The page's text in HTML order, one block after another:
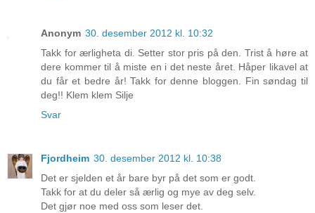
Anonym 30. desember 2012 kl. 10:32
Takk for ærligheta di. Setter stor pris på den. Trist å høre at
dere kommer til å miste en i det neste året. Håper likavel at
du får et bedre år! Takk for denne bloggen. Fin søndag til
deg!! Klem klem Silje
Svar
Fjordheim 30. desember 2012 kl. 10:38
Det er sjelden et år bare byr på det som er godt.
Takk for at du deler så ærlig og mye av deg selv.
Det gjør noe med oss som leser det.